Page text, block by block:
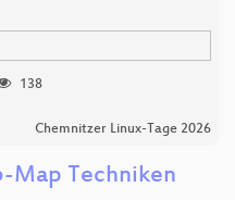
138
Chemnitzer Linux-Tage 2026
Map Techniken